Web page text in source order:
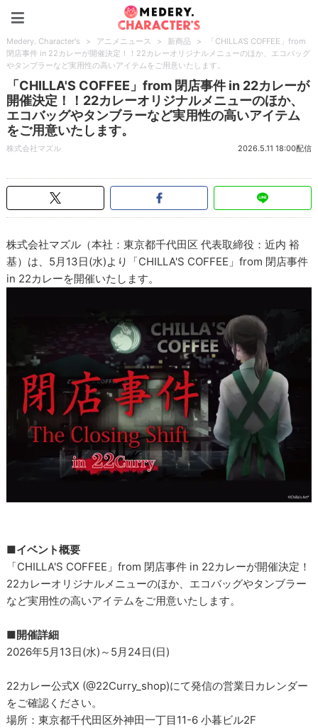
Medery. Character's > アニメニュース > 新商品 >
「CHILLA'S COFFEE」from
閉店事件 in 22カレーが開催決定！！22カレーオリジナルメニューのほか、エコバッグ
やタンブラーなど実用性の高いアイテムをご用意いたします。
「CHILLA'S COFFEE」from 閉店事件 in 22カレーが
開催決定！！22カレーオリジナルメニューのほか、
エコバッグやタンブラーなど実用性の高いアイテム
をご用意いたします。
株式会社マズル 2026.5.11 18:00配信
株式会社マズル（本社：東京都千代田区 代表取締役：近内 裕
基）は、5月13日(水)より「CHILLA'S COFFEE」from 閉店事件
in 22カレーを開催いたします。
■イベント概要
「CHILLA'S COFFEE」from 閉店事件 in 22カレーが開催決定！
22カレーオリジナルメニューのほか、エコバッグやタンブラー
など実用性の高いアイテムをご用意いたします。
■開催詳細
2026年5月13日(水)～5月24日(日)
22カレー公式X (@22Curry_shop)にて発信の営業日カレンダー
をご確認ください。
場所：東京都千代田区外神田一丁目11-6 小暮ビル2F